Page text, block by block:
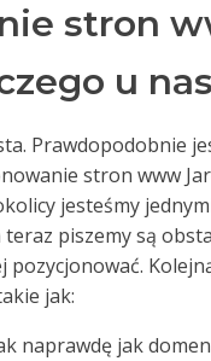
stron
u
Prawdopodobnie
stron www
jesteśmy
piszemy są
pozycjonować.
jak:
naprawdę jak